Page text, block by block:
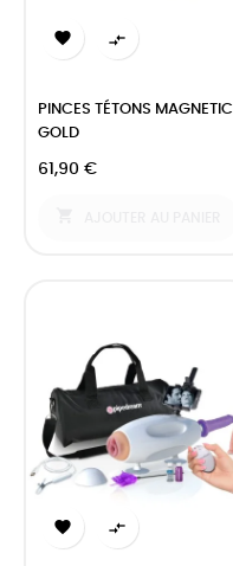
 
PINCES TÉTONS MAGNETIC
GOLD
61,90 €
 